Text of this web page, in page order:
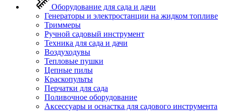
Оборудование для сада и дачи
Генераторы и электростанции на жидком топливе
Триммеры
Ручной садовый инструмент
Техника для сада и дачи
Воздуходувы
Тепловые пушки
Цепные пилы
Краскопульты
Перчатки для сада
Поливочное оборудование
Аксессуары и оснастка для садового инструмента